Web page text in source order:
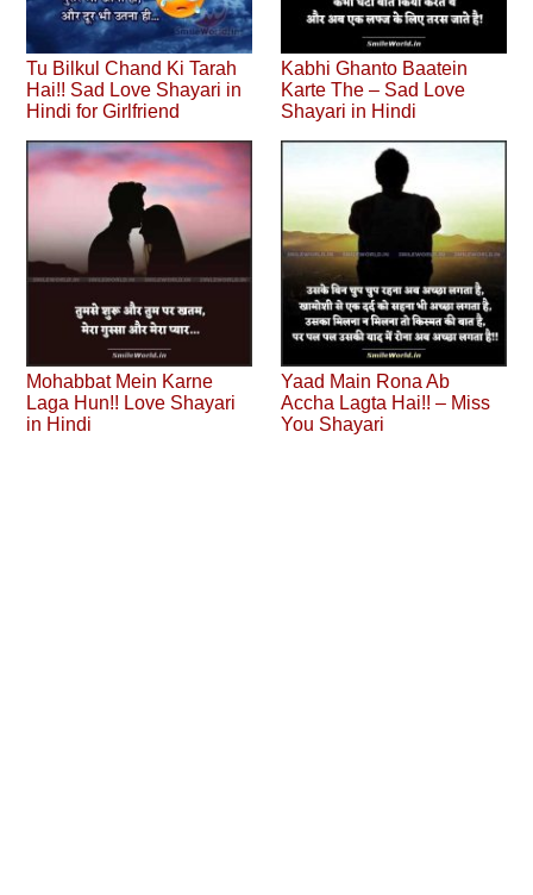
Tu Bilkul Chand Ki Tarah
Hai!! Sad Love Shayari in
Hindi for Girlfriend
Kabhi Ghanto Baatein
Karte The – Sad Love
Shayari in Hindi
Mohabbat Mein Karne
Laga Hun!! Love Shayari
in Hindi
Yaad Main Rona Ab
Accha Lagta Hai!! – Miss
You Shayari